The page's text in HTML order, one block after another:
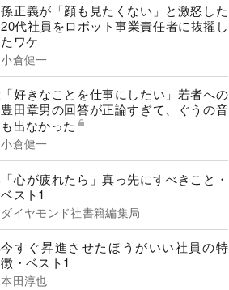
孫正義が「顔も見たくない」と激怒した
20代社員をロボット事業責任者に抜擢し
たワケ
小倉健一
「好きなことを仕事にしたい」若者への
豊田章男の回答が正論すぎて、ぐうの音
も出なかった
小倉健一
「心が疲れたら」真っ先にすべきこと・
ベスト1
ダイヤモンド社書籍編集局
今すぐ昇進させたほうがいい社員の特
徴・ベスト1
本田淳也